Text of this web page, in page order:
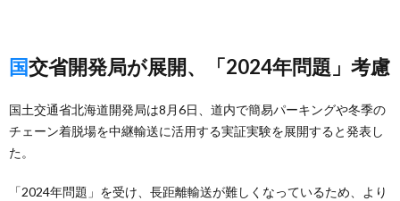
国交省開発局が展開、「2024年問題」考慮
国土交通省北海道開発局は8月6日、道内で簡易パーキングや冬季の
チェーン着脱場を中継輸送に活用する実証実験を展開すると発表し
た。
「2024年問題」を受け、長距離輸送が難しくなっているため、より